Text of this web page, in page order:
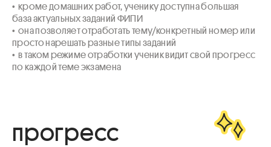
•  кроме домашних работ, ученику доступна большая
база актуальных заданий ФИПИ
•  она позволяет отработать тему/конкретный номер или
просто нарешать разные типы заданий
•  в таком режиме отработки ученик видит свой прогресс
по каждой теме экзамена
прогресс